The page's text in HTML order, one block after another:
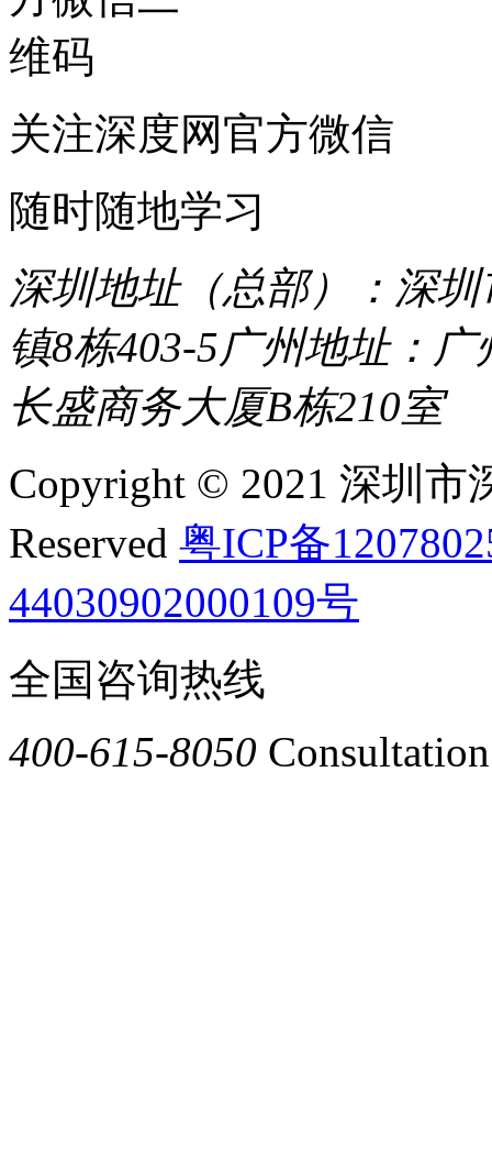
关注深度网官方微信
随时随地学习
深圳地址（总部）：深
镇8栋403-5广州地址：
长盛商务大厦B栋210室
Copyright © 2021 深圳市
Reserved 粤ICP备
44030902000109号
全国咨询热线
400-615-8050